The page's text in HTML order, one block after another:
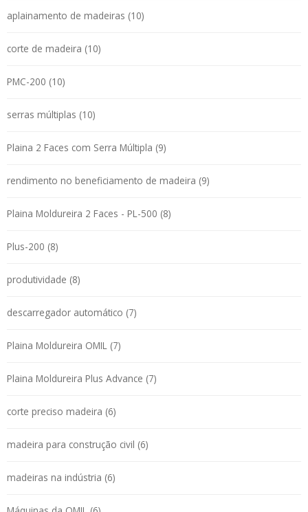
aplainamento de madeiras (10)
corte de madeira (10)
PMC-200 (10)
serras múltiplas (10)
Plaina 2 Faces com Serra Múltipla (9)
rendimento no beneficiamento de madeira (9)
Plaina Moldureira 2 Faces - PL-500 (8)
Plus-200 (8)
produtividade (8)
descarregador automático (7)
Plaina Moldureira OMIL (7)
Plaina Moldureira Plus Advance (7)
corte preciso madeira (6)
madeira para construção civil (6)
madeiras na indústria (6)